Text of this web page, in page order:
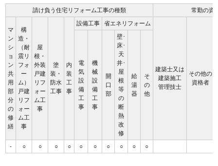
請け負う住宅リフォーム工事の種類 常勤の資
マ
ン
シ
ョ
ン
共
用
部
分
の
修
繕
構
造・
（耐
震リ
フォ
ー
ム）
戸建
リフ
ォー
ム工
事
屋
根・
外装
戸建
リフ
ォー
ム工
事
塗
装・
防水
工事
内
装
工
事
設備工事 省エネリフォーム
建築士又は
建築施工
管理技士
その他の
資格者
電
気
設
備
工
事
機
械
設
備
工
事
開
口
部
壁･
床･
天
井･
屋
根
等
の
断
熱
改
修
給
湯
器
そ
の
他
- ○ ○ ○ ○ ○ ○ ○ ○ ○ ○